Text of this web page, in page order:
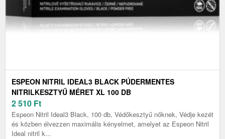
ESPEON NITRIL IDEAL3 BLACK PÚDERMENTES
NITRILKESZTYŰ MÉRET XL 100 DB
2 510 Ft
Espeon Nitril Ideal3 Black, 100 db, Védőkesztyű nőknek, Védje kezét
és közben élvezzen maximális kényelmet, amelyet az Espeon Nitril
Ideal nitril k...